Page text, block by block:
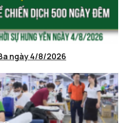
ngày 4/8/2026